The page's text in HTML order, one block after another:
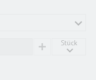
PLUS
Stück